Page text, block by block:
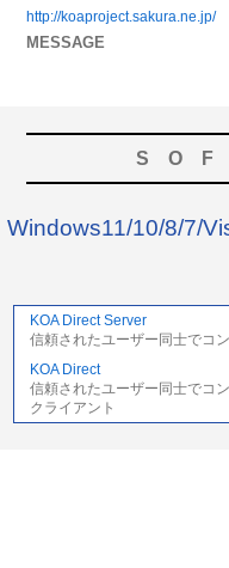
http://koaproject.sakura.ne.jp/
MESSAGE
Windows11/10/8/7/
KOA Direct Server
信頼されたユーザー同士でコ
KOA Direct
信頼されたユーザー同士でコ
クライアント